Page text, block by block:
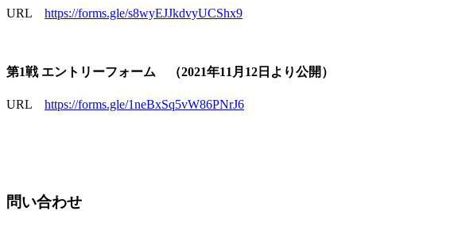
URL https://forms.gle/s8wyEJJkdvyUCShx9
第1戦 エントリーフォーム （2021年11月12日より公開）
URL https://forms.gle/1neBxSq5vW86PNrJ6
問い合わせ